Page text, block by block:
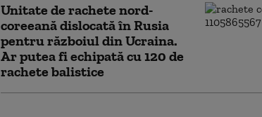
Unitate de rachete nord-
coreeană dislocată în Rusia
pentru războiul din Ucraina.
Ar putea fi echipată cu 120 de
rachete balistice